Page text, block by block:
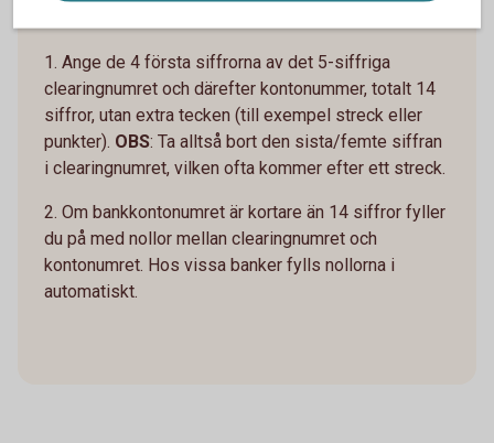
1. Ange de 4 första siffrorna av det 5-siffriga
clearingnumret och därefter kontonummer, totalt 14
siffror, utan extra tecken (till exempel streck eller
punkter). OBS: Ta alltså bort den sista/femte siffran
i clearingnumret, vilken ofta kommer efter ett streck.
2. Om bankkontonumret är kortare än 14 siffror fyller
du på med nollor mellan clearingnumret och
kontonumret. Hos vissa banker fylls nollorna i
automatiskt.